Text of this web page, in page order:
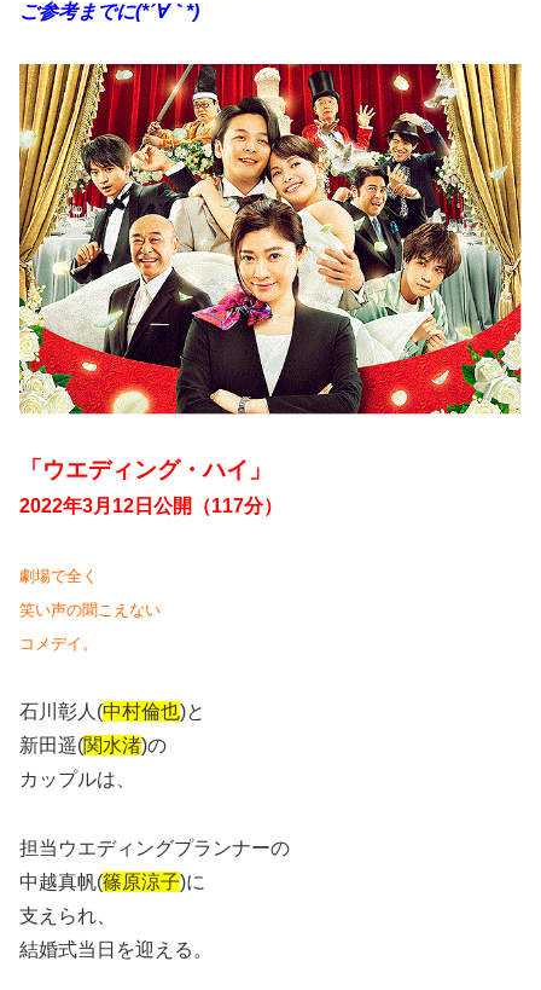
ご参考までに(*´∀｀*)
「ウエディング・ハイ」
2022年3月12日公開（117分）
劇場で全く
笑い声の聞こえない
コメデイ。
石川彰人(中村倫也)と
新田遥(関水渚)の
カップルは、
担当ウエディングプランナーの
中越真帆(篠原涼子)に
支えられ、
結婚式当日を迎える。